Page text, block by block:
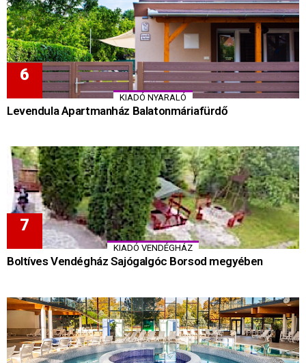
KIADÓ NYARALÓ
Levendula Apartmanház Balatonmáriafürdő
KIADÓ VENDÉGHÁZ
Boltíves Vendégház Sajógalgóc Borsod megyében